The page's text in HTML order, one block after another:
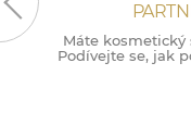
Máte kosmetický
Podívejte se, jak